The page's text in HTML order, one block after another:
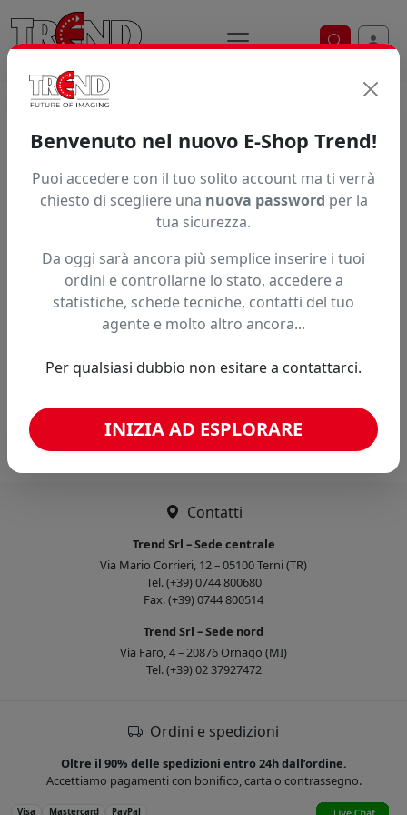
Ricerca
Articolo non trovato.
Hai trovato questo prodotto ad un prezzo più basso?
Fai una segnalazione
Confronta con articoli simili
Caricamento confronto...
Contatti
Trend Srl – Sede centrale
Via Mario Corrieri, 12 – 05100 Terni (TR)
Tel. (+39) 0744 800680
Fax. (+39) 0744 800514
Trend Srl – Sede nord
Via Faro, 4 – 20876 Ornago (MI)
Tel. (+39) 02 37927472
Ordini e spedizioni
Oltre il 90% delle spedizioni entro 24h dall’ordine.
Accettiamo pagamenti con bonifico, carta o contrassegno.
Visa Mastercard PayPal
Benvenuto nel nuovo E-Shop Trend!
Puoi accedere con il tuo solito account ma ti verrà
chiesto di scegliere una nuova password per la
tua sicurezza.
Da oggi sarà ancora più semplice inserire i tuoi
ordini e controllarne lo stato, accedere a
statistiche, schede tecniche, contatti del tuo
agente e molto altro ancora...
Per qualsiasi dubbio non esitare a contattarci.
INIZIA AD ESPLORARE